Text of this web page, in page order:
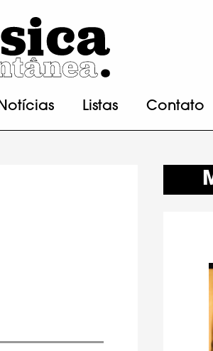
Listas Contato